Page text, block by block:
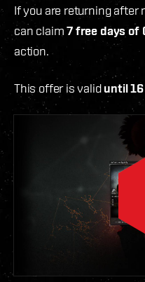
If you are returning after
can claim7 free days of
action.
This offer is validuntil 16